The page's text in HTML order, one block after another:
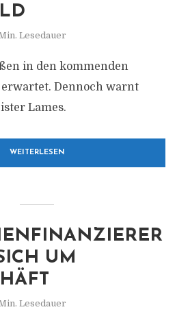
Lesedauer
in den kommenden
Dennoch warnt
Lames.
WEITERLESEN
UM
Lesedauer